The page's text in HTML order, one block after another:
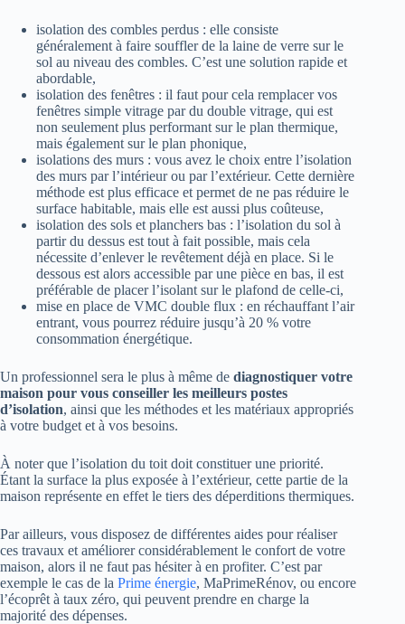
isolation des combles perdus : elle consiste
généralement à faire souffler de la laine de verre sur le
sol au niveau des combles. C’est une solution rapide et
abordable,
isolation des fenêtres : il faut pour cela remplacer vos
fenêtres simple vitrage par du double vitrage, qui est
non seulement plus performant sur le plan thermique,
mais également sur le plan phonique,
isolations des murs : vous avez le choix entre l’isolation
des murs par l’intérieur ou par l’extérieur. Cette dernière
méthode est plus efficace et permet de ne pas réduire le
surface habitable, mais elle est aussi plus coûteuse,
isolation des sols et planchers bas : l’isolation du sol à
partir du dessus est tout à fait possible, mais cela
nécessite d’enlever le revêtement déjà en place. Si le
dessous est alors accessible par une pièce en bas, il est
préférable de placer l’isolant sur le plafond de celle-ci,
mise en place de VMC double flux : en réchauffant l’air
entrant, vous pourrez réduire jusqu’à 20 % votre
consommation énergétique.
Un professionnel sera le plus à même de diagnostiquer votre
maison pour vous conseiller les meilleurs postes
d’isolation, ainsi que les méthodes et les matériaux appropriés
à votre budget et à vos besoins.
À noter que l’isolation du toit doit constituer une priorité.
Étant la surface la plus exposée à l’extérieur, cette partie de la
maison représente en effet le tiers des déperditions thermiques.
Par ailleurs, vous disposez de différentes aides pour réaliser
ces travaux et améliorer considérablement le confort de votre
maison, alors il ne faut pas hésiter à en profiter. C’est par
exemple le cas de la Prime énergie, MaPrimeRénov, ou encore
l’écoprêt à taux zéro, qui peuvent prendre en charge la
majorité des dépenses.